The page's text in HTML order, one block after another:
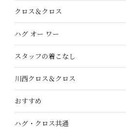
クロス＆クロス
ハグ オー ワー
スタッフの着こなし
川西クロス＆クロス
おすすめ
ハグ・クロス共通